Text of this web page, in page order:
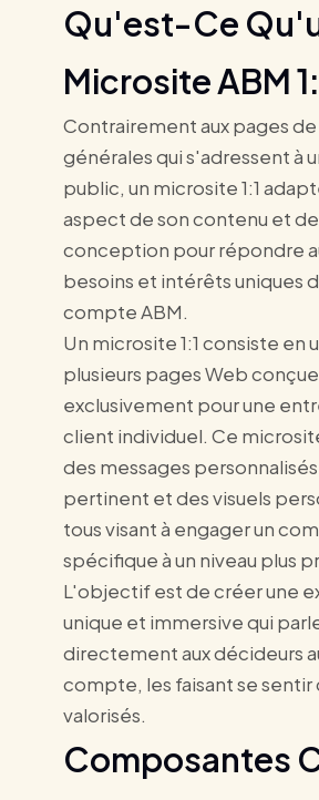
Qu'est-Ce
Microsite ABM
Contrairement aux pages
générales qui s'adressent à
public, un microsite 1:1
aspect de son contenu et de
conception pour répondre
besoins et intérêts uniques
compte ABM.
Un microsite 1:1 consiste en
plusieurs pages Web
exclusivement pour une
client individuel. Ce
des messages
pertinent et des visuels
tous visant à engager un
spécifique à un niveau plus
L'objectif est de créer une
unique et immersive qui
directement aux décideurs
compte, les faisant se
valorisés.
Composantes